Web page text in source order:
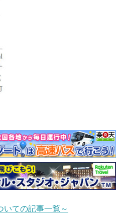
ての記事一覧～